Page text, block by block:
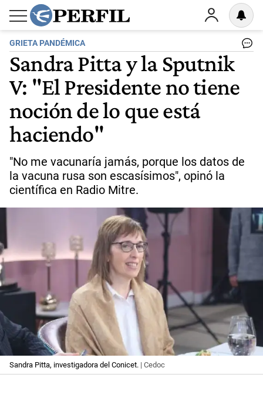
GRIETA PANDÉMICA
Sandra Pitta y la Sputnik
V: "El Presidente no tiene
noción de lo que está
haciendo"
"No me vacunaría jamás, porque los datos de
la vacuna rusa son escasísimos", opinó la
científica en Radio Mitre.
Sandra Pitta, investigadora del Conicet. | Cedoc